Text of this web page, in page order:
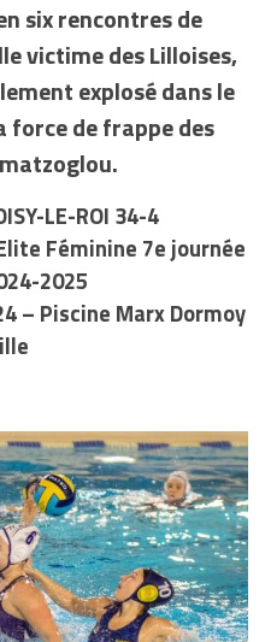
six rencontres de
victime des Lilloises,
explosé dans le
force de frappe des
LE-ROI 34-4
Féminine 7e journée
2025
– Piscine Marx Dormoy